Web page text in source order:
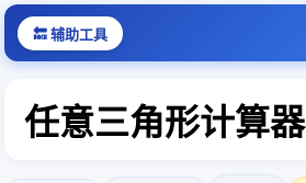
🔙 辅助工具
任意三角形计算器